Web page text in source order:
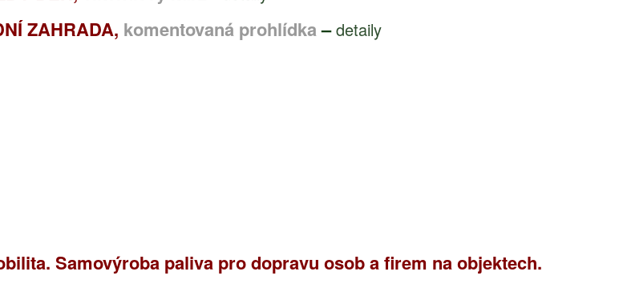
ZAHRADA, komentovaná prohlídka–detaily
Samovýroba paliva pro dopravu osob a firem na objektech.